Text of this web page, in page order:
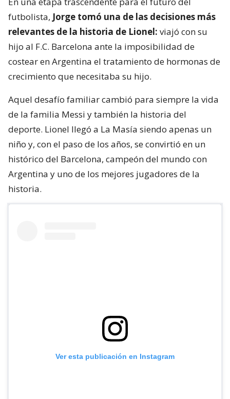
futbolista, Jorge tomó una de las decisiones más
relevantes de la historia de Lionel: viajó con su
hijo al F.C. Barcelona ante la imposibilidad de
costear en Argentina el tratamiento de hormonas de
crecimiento que necesitaba su hijo.
Aquel desafío familiar cambió para siempre la vida
de la familia Messi y también la historia del
deporte. Lionel llegó a La Masía siendo apenas un
niño y, con el paso de los años, se convirtió en un
histórico del Barcelona, campeón del mundo con
Argentina y uno de los mejores jugadores de la
historia.
Ver esta publicación en Instagram